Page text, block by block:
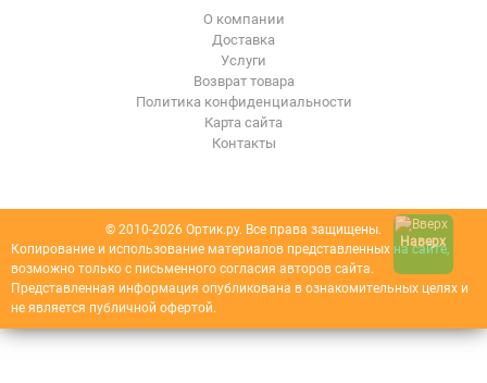
О компании
Доставка
Услуги
Возврат товара
Политика конфиденциальности
Карта сайта
Контакты
© 2010-2026 Ортик.ру. Все права защищены.
Копирование и использование материалов представленных на сайте,
возможно только с письменного согласия авторов сайта.
Представленная информация опубликована в ознакомительных целях и
не является публичной офертой.
Наверх